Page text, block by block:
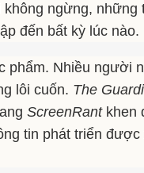
ngừng, những
đến bất kỳ lúc nào.
phẩm. Nhiều người
lôi cuốn. The
ScreenRantkhen
tin phát triển